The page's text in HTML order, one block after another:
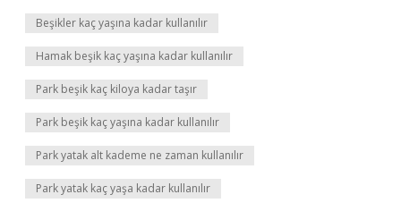
Beşikler kaç yaşına kadar kullanılır
Hamak beşik kaç yaşına kadar kullanılır
Park beşik kaç kiloya kadar taşır
Park beşik kaç yaşına kadar kullanılır
Park yatak alt kademe ne zaman kullanılır
Park yatak kaç yaşa kadar kullanılır